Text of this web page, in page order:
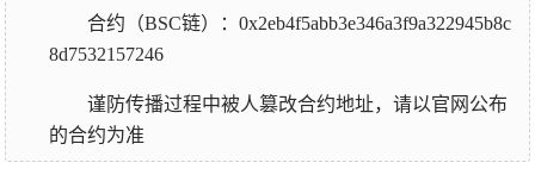
合约（BSC链）：0x2eb4f5abb3e346a3f9a322945b8c
8d7532157246
谨防传播过程中被人篡改合约地址，请以官网公布
的合约为准